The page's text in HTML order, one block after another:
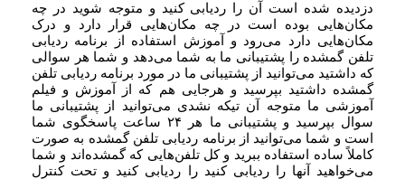
دزدیده شده است آن را ردیابی کنید و متوجه شوید در چه
مکان‌هایی بوده است در چه مکان‌هایی قرار دارد و درک
مکان‌هایی دارد می‌رود و آموزش استفاده از برنامه ردیابی
تلفن گمشده را پشتیبانی ما به شما می‌دهد و شما هر سوالی
که داشتید می‌توانید از پشتیبانی ما در مورد برنامه ردیابی تلفن
گمشده داشتید بپرسید و هرجایی هم که از آموزش و فیلم
آموزشی ما متوجه آن تیکه نشدی می‌توانید از پشتیبانی ما
سوال بپرسید و پشتیبانی ما هر ۲۴ ساعت پاسخگوی شما
است و شما می‌توانید از برنامه ردیابی تلفن گمشده به صورت
کاملاً ساده استفاده ببرید و کل تلفن‌هایی که گمشده‌اند و شما
می‌خواهید آنها را ردیابی کنید را ردیابی کنید و تحت کنترل